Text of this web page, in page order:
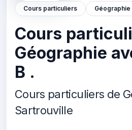
Cours particuliers Géographie
Cours
Géographie
B .
Cours particuliers de
Sartrouville